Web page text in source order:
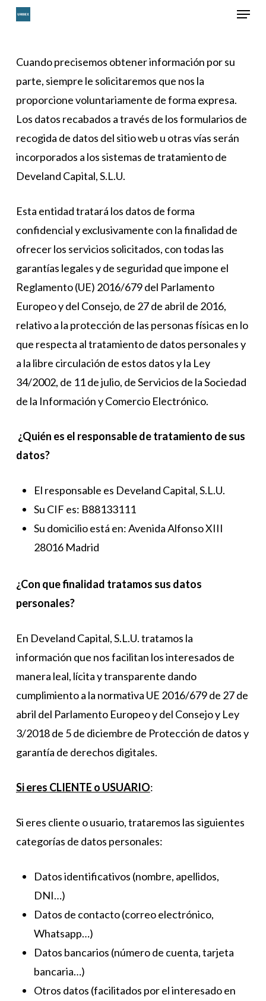
Skip
content
Menu
Cuando precisemos obtener información por su
parte, siempre le solicitaremos que nos la
proporcione voluntariamente de forma expresa.
Los datos recabados a través de los formularios de
recogida de datos del sitio web u otras vías serán
incorporados a los sistemas de tratamiento de
Develand Capital, S.L.U.
Esta entidad tratará los datos de forma
confidencial y exclusivamente con la finalidad de
ofrecer los servicios solicitados, con todas las
garantías legales y de seguridad que impone el
Reglamento (UE) 2016/679 del Parlamento
Europeo y del Consejo, de 27 de abril de 2016,
relativo a la protección de las personas físicas en lo
que respecta al tratamiento de datos personales y
a la libre circulación de estos datos y la Ley
34/2002, de 11 de julio, de Servicios de la Sociedad
de la Información y Comercio Electrónico.
¿Quién es el responsable de tratamiento de sus
datos?
El responsable es Develand Capital, S.L.U.
Su CIF es: B88133111
Su domicilio está en: Avenida Alfonso XIII
28016 Madrid
¿Con que finalidad tratamos sus datos
personales?
En Develand Capital, S.L.U. tratamos la
información que nos facilitan los interesados de
manera leal, lícita y transparente dando
cumplimiento a la normativa UE 2016/679 de 27 de
abril del Parlamento Europeo y del Consejo y Ley
3/2018 de 5 de diciembre de Protección de datos y
garantía de derechos digitales.
Si eres CLIENTE o USUARIO:
Si eres cliente o usuario, trataremos las siguientes
categorías de datos personales:
Datos identificativos (nombre, apellidos,
DNI…)
Datos de contacto (correo electrónico,
Whatsapp…)
Datos bancarios (número de cuenta, tarjeta
bancaria…)
Otros datos (facilitados por el interesado en